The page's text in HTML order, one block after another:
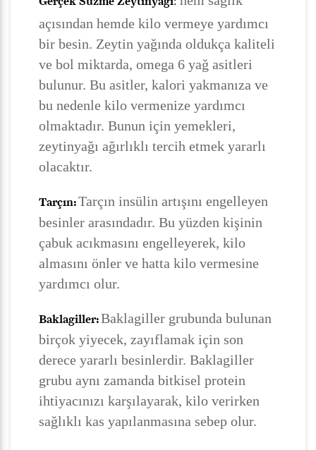
açısından hemde kilo vermeye yardımcı
bir besin. Zeytin yağında oldukça kaliteli
ve bol miktarda, omega 6 yağ asitleri
bulunur. Bu asitler, kalori yakmanıza ve
bu nedenle kilo vermenize yardımcı
olmaktadır. Bunun için yemekleri,
zeytinyağı ağırlıklı tercih etmek yararlı
olacaktır.
Tarçın:Tarçın insülin artışını engelleyen
besinler arasındadır. Bu yüzden kişinin
çabuk acıkmasını engelleyerek, kilo
almasını önler ve hatta kilo vermesine
yardımcı olur.
Baklagiller:Baklagiller grubunda bulunan
birçok yiyecek, zayıflamak için son
derece yararlı besinlerdir. Baklagiller
grubu aynı zamanda bitkisel protein
ihtiyacınızı karşılayarak, kilo verirken
sağlıklı kas yapılanmasına sebep olur.